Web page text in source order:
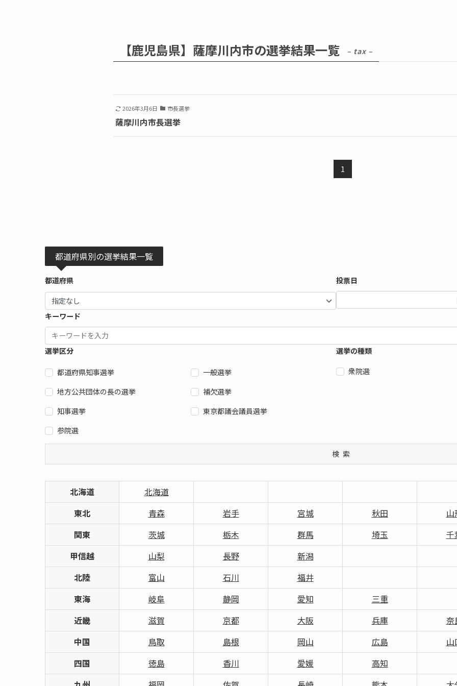
【鹿児島県】薩摩川内市の選挙結果一覧 – tax –
2026年3月6日 市長選挙
薩摩川内市長選挙
1
都道府県別の選挙結果一覧
都道府県 投票日
キーワード
選挙区分
都道府県知事選挙
一般選挙
地方公共団体の長の選挙
補欠選挙
知事選挙
東京都議会議員選挙
参院選
選挙の種類
衆院選
検索
北海道
北海道
東北
青森 岩手 宮城 秋田 山
関東
茨城 栃木 群馬 埼玉 千
甲信越
山梨 長野
新潟
北陸
富山 石川
福井
東海
岐阜 静岡 愛知
三重
近畿
滋賀 京都 大阪 兵庫 奈
中国
鳥取 島根 岡山 広島
山
四国
徳島 香川 愛媛
高知